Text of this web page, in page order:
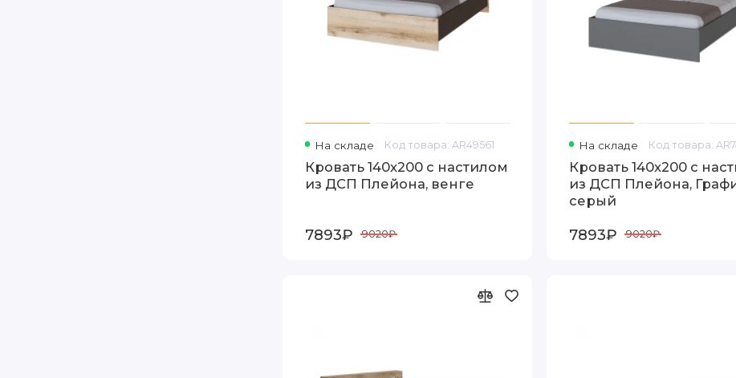
На складе Код товара: AR49561
Кровать 140x200 с настилом
из ДСП Плейона, венге
7893₽ 9020₽
На складе Код товара:
Кровать 140x200 с
из ДСП Плейона,
серый
7893₽ 9020₽